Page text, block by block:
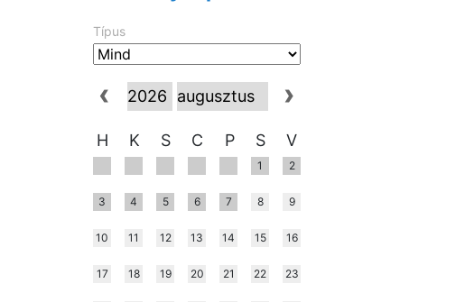
Típus
H K S C P S V
1 2
3 4 5 6 7 8 9
10 11 12 13 14 15 16
17 18 19 20 21 22 23